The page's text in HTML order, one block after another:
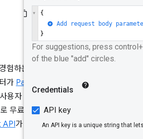
하는 방식을 나타냅니다.
가 PageSpeed Insights,
자 경험을 측정하고 모니터링
무료로 RESTful 액세스를 제공
API가 출시되었습니다.